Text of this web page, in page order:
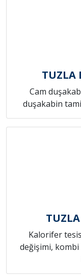
TUZLA
Cam
duşakabin
Kalorifer
değişimi, kombi